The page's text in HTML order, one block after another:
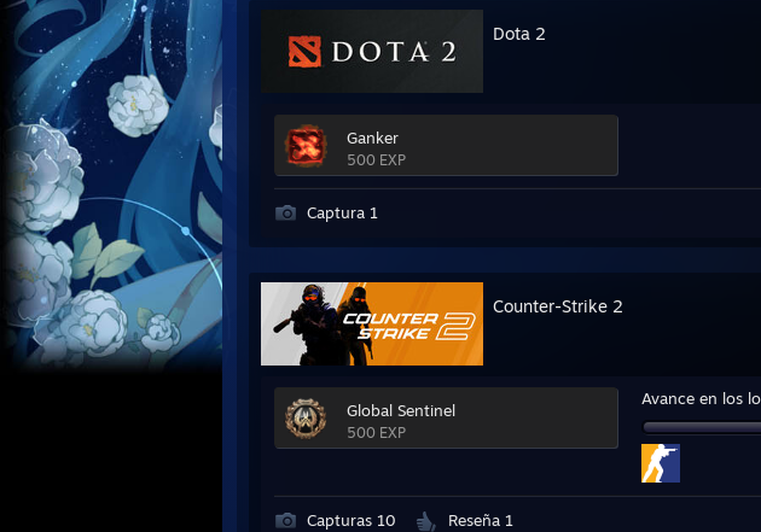
Dota 2
Ganker
500 EXP
Captura 1
Counter-Strike 2
Global Sentinel
500 EXP
Avance en los
Capturas 10 Reseña 1